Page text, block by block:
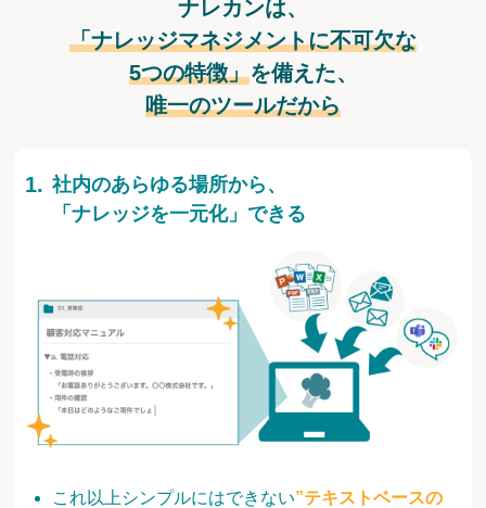
ナレカンは、
「ナレッジマネジメントに不可欠な
5つの特徴」を備えた、
唯一のツールだから
これ以上シンプルにはできない”テキストベースの
社内のあらゆる場所から、
「ナレッジを一元化」できる